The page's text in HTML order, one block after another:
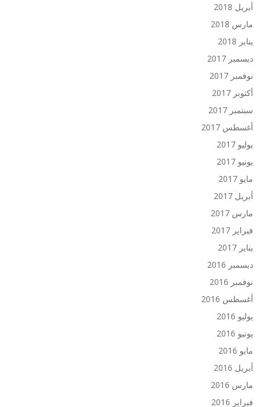
أبريل 2018
مارس 2018
يناير 2018
ديسمبر 2017
نوفمبر 2017
أكتوبر 2017
سبتمبر 2017
أغسطس 2017
يوليو 2017
يونيو 2017
مايو 2017
أبريل 2017
مارس 2017
فبراير 2017
يناير 2017
ديسمبر 2016
نوفمبر 2016
أغسطس 2016
يوليو 2016
يونيو 2016
مايو 2016
أبريل 2016
مارس 2016
فبراير 2016